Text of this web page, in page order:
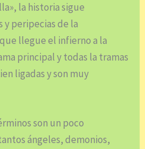
la historia sigue
y peripecias de la
llegue el infierno a la
principal y todas la tramas
ligadas y son muy
son un poco
ángeles, demonios,